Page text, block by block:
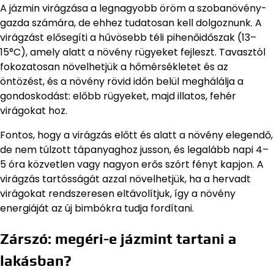
A jázmin virágzása a legnagyobb öröm a szobanövény-
gazda számára, de ehhez tudatosan kell dolgoznunk. A
virágzást elősegíti a hűvösebb téli pihenőidőszak (13–
15°C), amely alatt a növény rügyeket fejleszt. Tavasztól
fokozatosan növelhetjük a hőmérsékletet és az
öntözést, és a növény rövid időn belül meghálálja a
gondoskodást: előbb rügyeket, majd illatos, fehér
virágokat hoz.
Fontos, hogy a virágzás előtt és alatt a növény elegendő,
de nem túlzott tápanyaghoz jusson, és legalább napi 4–
5 óra közvetlen vagy nagyon erős szórt fényt kapjon. A
virágzás tartósságát azzal növelhetjük, ha a hervadt
virágokat rendszeresen eltávolítjuk, így a növény
energiáját az új bimbókra tudja fordítani.
Zárszó: megéri-e jázmint tartani a
lakásban?